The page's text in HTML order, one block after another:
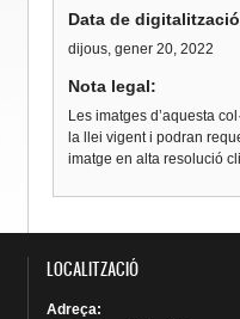
Data de
dijous, gener 20, 2022
Nota legal:
Les imatges d’aquesta
la llei vigent i podran
imatge en alta resolució
LOCALITZACIÓ
Adreça: